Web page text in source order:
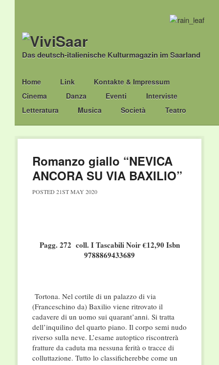
Das deutsch-italienische Kulturmagazin im Saarland
Main menu
Skip
to
content
Home Link
Kontakte & Impressum
Cinema
Danza Eventi
Interviste
Letteratura
Musica Società Teatro
Romanzo giallo “NEVICA
ANCORA SU VIA BAXILIO”
POSTED 21ST MAY 2020
Pagg. 272 coll. I Tascabili Noir €12,90 Isbn
9788869433689
Tortona. Nel cortile di un palazzo di via
(Franceschino da) Baxilio viene ritrovato il
cadavere di un uomo sui quarant’anni. Si tratta
dell’inquilino del quarto piano. Il corpo semi nudo
riverso sulla neve. L’esame autoptico riscontrerà
fratture da caduta ma nessuna ferità o tracce di
colluttazione. Tutto lo classificherebbe come un